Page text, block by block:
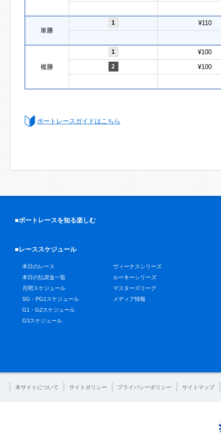
単勝
1 ¥110
複勝
1 ¥100
2 ¥100
ボートレースガイドはこちら
■ボートレースを知る楽しむ
■レーススケジュール
本日のレース
本日の払戻金一覧
月間スケジュール
SG・PG1スケジュール
G1・G2スケジュール
G3スケジュール
ヴィーナスシリーズ
ルーキーシリーズ
マスターズリーグ
メディア情報
本サイトについて サイトポリシー プライバシーポリシー サイトマップ